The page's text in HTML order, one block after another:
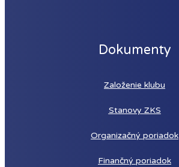
Dokumenty
Založenie klubu
Stanovy ZKS
Organizačný poriadok
Finančný poriadok